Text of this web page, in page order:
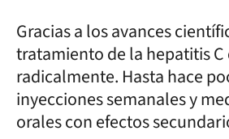
Gracias a los avances
tratamiento de la hepatitis
radicalmente. Hasta hace
inyecciones semanales y
orales con efectos